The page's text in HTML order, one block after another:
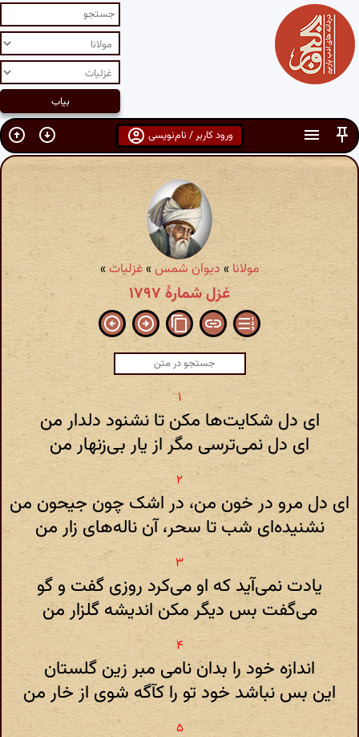
ورود کاربر / نام‌نویسی
مولانا » دیوان شمس»غزلیات »
غزل شمارهٔ ۱۷۹۷
ای دل شکایت‌ها مکن تا نشنود دلدار من
ای دل نمی‌ترسی مگر از یار بی‌زنهار من
ای دل مرو در خون من، در اشک چون جیحون من
نشنیده‌ای شب تا سحر، آن ناله‌های زار من
یادت نمی‌آید که او می‌کرد روزی گفت و گو
می‌گفت بس دیگر مکن اندیشه گلزار من
اندازه خود را بدان نامی مبر زین گلستان
این بس نباشد خود تو را کآگه شوی از خار من